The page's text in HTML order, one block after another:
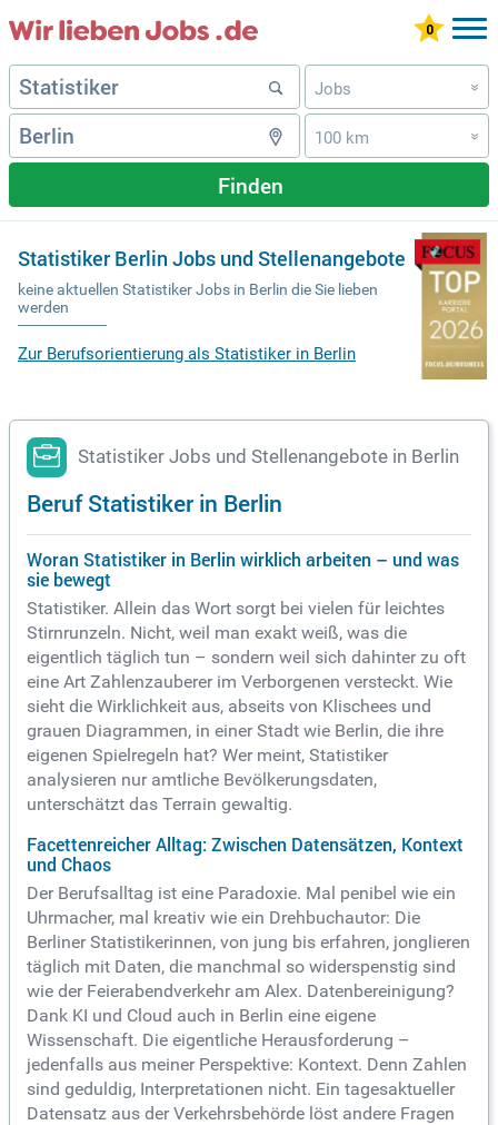
Jobs »
100 km »
Finden
Statistiker Berlin Jobs und Stellenangebote
keine aktuellen Statistiker Jobs in Berlin die Sie lieben
werden
Zur Berufsorientierung als Statistiker in Berlin
Statistiker Jobs und Stellenangebote in Berlin
Beruf Statistiker in Berlin
Woran Statistiker in Berlin wirklich arbeiten – und was
sie bewegt
Statistiker. Allein das Wort sorgt bei vielen für leichtes
Stirnrunzeln. Nicht, weil man exakt weiß, was die
eigentlich täglich tun – sondern weil sich dahinter zu oft
eine Art Zahlenzauberer im Verborgenen versteckt. Wie
sieht die Wirklichkeit aus, abseits von Klischees und
grauen Diagrammen, in einer Stadt wie Berlin, die ihre
eigenen Spielregeln hat? Wer meint, Statistiker
analysieren nur amtliche Bevölkerungsdaten,
unterschätzt das Terrain gewaltig.
Facettenreicher Alltag: Zwischen Datensätzen, Kontext
und Chaos
Der Berufsalltag ist eine Paradoxie. Mal penibel wie ein
Uhrmacher, mal kreativ wie ein Drehbuchautor: Die
Berliner Statistikerinnen, von jung bis erfahren, jonglieren
täglich mit Daten, die manchmal so widerspenstig sind
wie der Feierabendverkehr am Alex. Datenbereinigung?
Dank KI und Cloud auch in Berlin eine eigene
Wissenschaft. Die eigentliche Herausforderung –
jedenfalls aus meiner Perspektive: Kontext. Denn Zahlen
sind geduldig, Interpretationen nicht. Ein tagesaktueller
Datensatz aus der Verkehrsbehörde löst andere Fragen